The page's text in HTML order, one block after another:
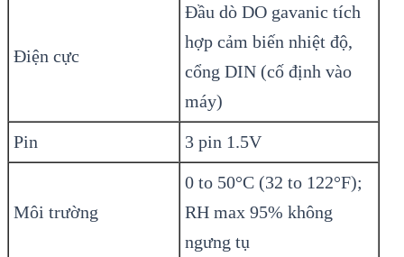
Điện cực
Đầu dò DO gavanic tích
hợp cảm biến nhiệt độ,
cổng DIN (cố định vào
máy)
Pin 3 pin 1.5V
Môi trường
0 to 50°C (32 to 122°F);
RH max 95% không
ngưng tụ